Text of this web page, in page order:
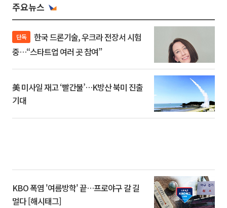
주요뉴스
단독
중…“스타트업 여러 곳 참여”
美 미사일 재고 ‘빨간불’…K방산 북미 진출
기대
KBO 폭염 '여름방학' 끝…프로야구 갈 길
멀다 [해시태그]